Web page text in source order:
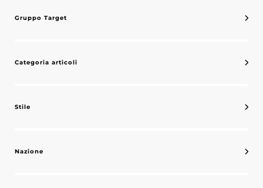
Gruppo Target
Categoria articoli
Stile
Nazione